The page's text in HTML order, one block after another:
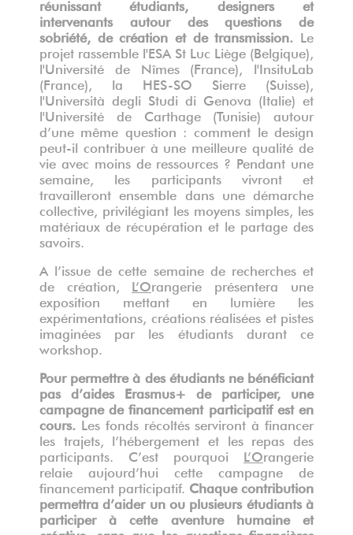
réunissant étudiants, designers et
intervenants autour des questions de
sobriété, de création et de transmission. Le
projet rassemble l'ESA St Luc Liège (Belgique),
l'Université de Nîmes (France), l'InsituLab
(France), la HES-SO Sierre (Suisse),
l'Università degli Studi di Genova (Italie) et
l'Université de Carthage (Tunisie) autour
d’une même question : comment le design
peut-il contribuer à une meilleure qualité de
vie avec moins de ressources ? Pendant une
semaine, les participants vivront et
travailleront ensemble dans une démarche
collective, privilégiant les moyens simples, les
matériaux de récupération et le partage des
savoirs.
A l’issue de cette semaine de recherches et
de création, L’O rangerie présentera une
exposition mettant en lumière les
expérimentations, créations réalisées et pistes
imaginées par les étudiants durant ce
workshop.
Pour permettre à des étudiants ne bénéficiant
pas d’aides Erasmus+ de participer, une
campagne de financement participatif est en
cours. Les fonds récoltés serviront à financer
les trajets, l’hébergement et les repas des
participants. C’est pourquoi L’O rangerie
relaie aujourd’hui cette campagne de
financement participatif. Chaque contribution
permettra d’aider un ou plusieurs étudiants à
participer à cette aventure humaine et